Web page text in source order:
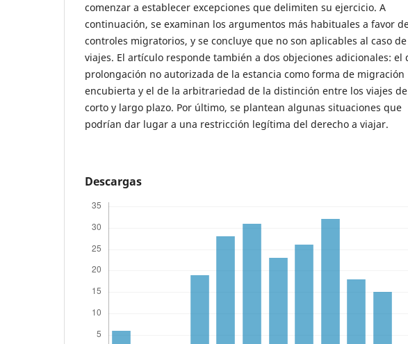
comenzar a establecer excepciones que delimiten su ejercicio. A
continuación, se examinan los argumentos más habituales a favor
controles migratorios, y se concluye que no son aplicables al caso de
viajes. El artículo responde también a dos objeciones adicionales: el
prolongación no autorizada de la estancia como forma de migración
encubierta y el de la arbitrariedad de la distinción entre los viajes de
corto y largo plazo. Por último, se plantean algunas situaciones que
podrían dar lugar a una restricción legítima del derecho a viajar.
Descargas